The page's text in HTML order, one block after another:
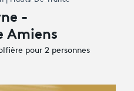
-
Amiens
pour 2 personnes